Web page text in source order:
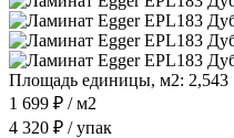
Площадь единицы, м2: 2,543
1 699 ₽ / м2
4 320 ₽ / упак